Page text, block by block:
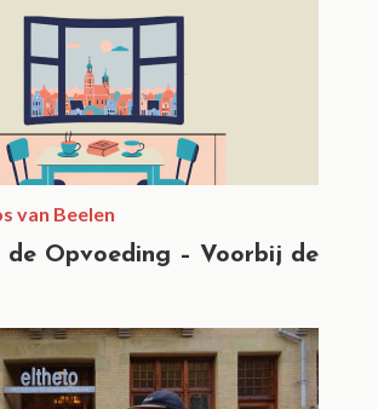
van Beelen
de Opvoeding – Voorbij de